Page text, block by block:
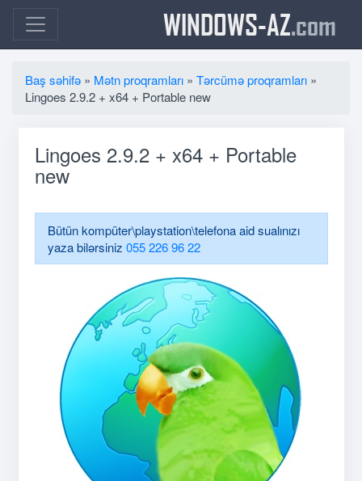
WINDOWS-AZ.com
Baş səhifə » Mətn proqramları » Tərcümə proqramları »
Lingoes 2.9.2 + x64 + Portable new
Lingoes 2.9.2 + x64 + Portable
new
Bütün kompüter\playstation\telefona aid sualınızı
yaza bilərsiniz 055 226 96 22